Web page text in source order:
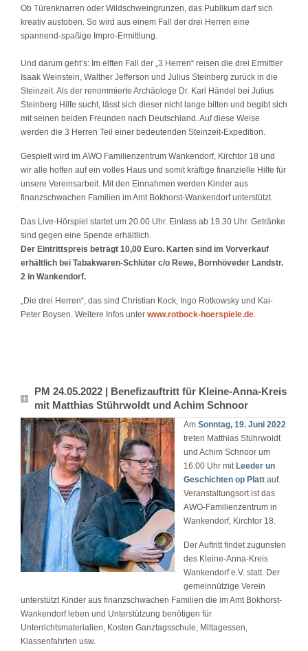
Ob Türenknarren oder Wildschweingrunzen, das Publikum darf sich
kreativ austoben. So wird aus einem Fall der drei Herren eine
spannend-spaßige Impro-Ermittlung.
Und darum geht’s: Im elften Fall der „3 Herren“ reisen die drei Ermittler
Isaak Weinstein, Walther Jefferson und Julius Steinberg zurück in die
Steinzeit. Als der renommierte Archäologe Dr. Karl Händel bei Julius
Steinberg Hilfe sucht, lässt sich dieser nicht lange bitten und begibt sich
mit seinen beiden Freunden nach Deutschland. Auf diese Weise
werden die 3 Herren Teil einer bedeutenden Steinzeit-Expedition.
Gespielt wird im AWO Familienzentrum Wankendorf, Kirchtor 18 und
wir alle hoffen auf ein volles Haus und somit kräftige finanzielle Hilfe für
unsere Vereinsarbeit. Mit den Einnahmen werden Kinder aus
finanzschwachen Familien im Amt Bokhorst-Wankendorf unterstützt.
Das Live-Hörspiel startet um 20.00 Uhr. Einlass ab 19.30 Uhr. Getränke
sind gegen eine Spende erhältlich.
Der Eintrittspreis beträgt 10,00 Euro. Karten sind im Vorverkauf
erhältlich bei Tabakwaren-Schlüter c/o Rewe, Bornhöveder Landstr.
2 in Wankendorf.
„Die drei Herren“, das sind Christian Kock, Ingo Rotkowsky und Kai-
Peter Boysen. Weitere Infos unter www.rotbock-hoerspiele.de
PM 24.05.2022 | Benefizauftritt für Kleine-Anna-Kreis
mit Matthias Stührwoldt und Achim Schnoor
AmSonntag, 19. Juni 2022
treten Matthias Stührwoldt
und Achim Schnoor um
16.00 Uhr mitLeeder un
Geschichten op Platt auf.
Veranstaltungsort ist das
AWO-Familienzentrum in
Wankendorf, Kirchtor 18.
Der Auftritt findet zugunsten
des Kleine-Anna-Kreis
Wankendorf e.V. statt. Der
gemeinnützige Verein
unterstützt Kinder aus finanzschwachen Familien die im Amt Bokhorst-
Wankendorf leben und Unterstützung benötigen für
Unterrichtsmaterialien, Kosten Ganztagsschule, Mittagessen,
Klassenfahrten usw.